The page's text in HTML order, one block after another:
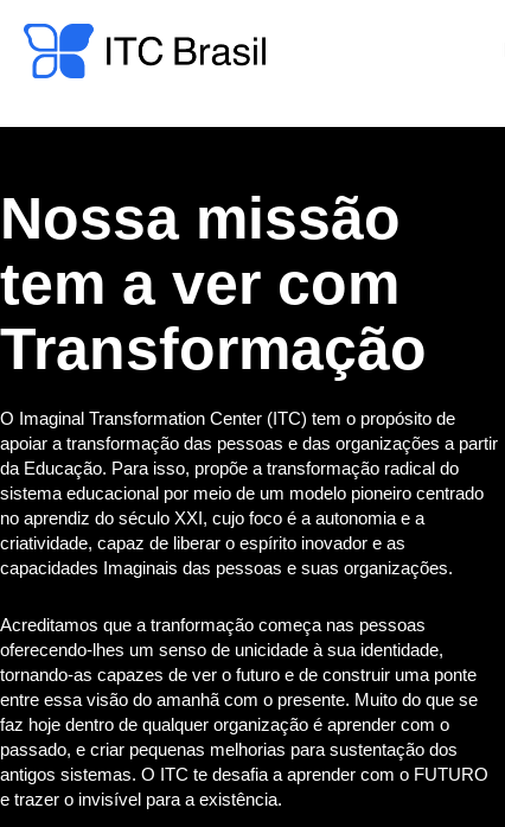
Nossa missão
tem a ver com
Transformação
O Imaginal Transformation Center (ITC) tem o propósito de
apoiar a transformação das pessoas e das organizações a partir
da Educação. Para isso, propõe a transformação radical do
sistema educacional por meio de um modelo pioneiro centrado
no aprendiz do século XXI, cujo foco é a autonomia e a
criatividade, capaz de liberar o espírito inovador e as
capacidades Imaginais das pessoas e suas organizações.
Acreditamos que a tranformação começa nas pessoas
oferecendo-lhes um senso de unicidade à sua identidade,
tornando-as capazes de ver o futuro e de construir uma ponte
entre essa visão do amanhã com o presente. Muito do que se
faz hoje dentro de qualquer organização é aprender com o
passado, e criar pequenas melhorias para sustentação dos
antigos sistemas. O ITC te desafia a aprender com o FUTURO
e trazer o invisível para a existência.